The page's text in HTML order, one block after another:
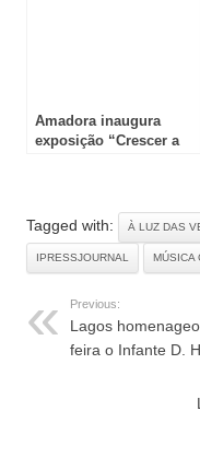
Amadora inaugura
exposição “Crescer a
Tagged with: À LUZ DAS
IPRESSJOURNAL MÚSICA
Previous:
Lagos
feira o Infante D.